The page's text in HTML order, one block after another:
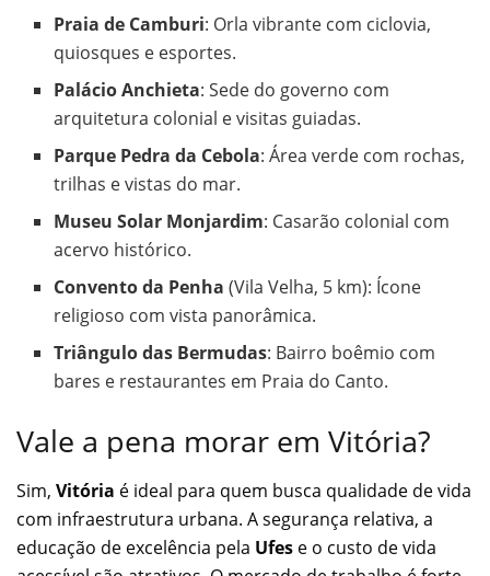
Praia de Camburi: Orla vibrante com ciclovia,
quiosques e esportes.
Palácio Anchieta: Sede do governo com
arquitetura colonial e visitas guiadas.
Parque Pedra da Cebola: Área verde com rochas,
trilhas e vistas do mar.
Museu Solar Monjardim: Casarão colonial com
acervo histórico.
Convento da Penha (Vila Velha, 5 km): Ícone
religioso com vista panorâmica.
Triângulo das Bermudas: Bairro boêmio com
bares e restaurantes em Praia do Canto.
Vale a pena morar em Vitória?
Sim, Vitória é ideal para quem busca qualidade de vida
com infraestrutura urbana. A segurança relativa, a
educação de excelência pela Ufes e o custo de vida